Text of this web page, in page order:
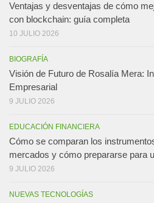
Ventajas y desventajas de cómo
con blockchain: guía completa
10 JULIO 2026
BIOGRAFÍA
Visión de Futuro de Rosalía Mera:
Empresarial
9 JULIO 2026
EDUCACIÓN FINANCIERA
Cómo se comparan los
mercados y cómo prepararse para
9 JULIO 2026
NUEVAS TECNOLOGÍAS